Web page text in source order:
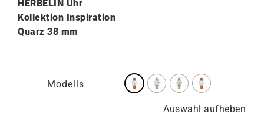
HERBELIN Uhr
Kollektion Inspiration
Quarz 38 mm
Modells
Auswahl aufheben